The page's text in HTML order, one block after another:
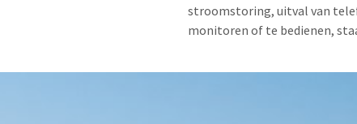
stroomstoring, uitval van
monitoren of te bedienen,